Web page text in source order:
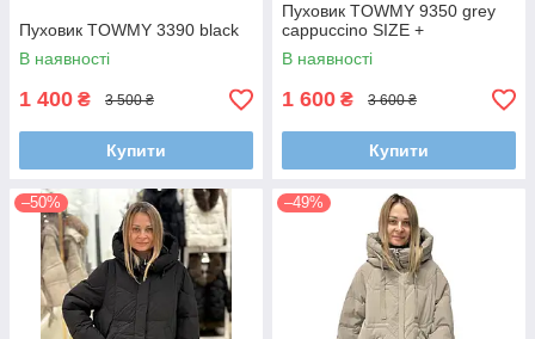
Пуховик TOWMY 3390 black
В наявності
1 400 ₴ 3 500 ₴
Купити
Пуховик TOWMY 9350 grey
cappuccino SIZE +
В наявності
1 600 ₴ 3 600 ₴
Купити
–50% –49%